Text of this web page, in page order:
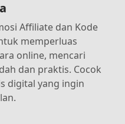
Affiliate dan Kode
memperluas
online, mencari
dan praktis. Cocok
digital yang ingin